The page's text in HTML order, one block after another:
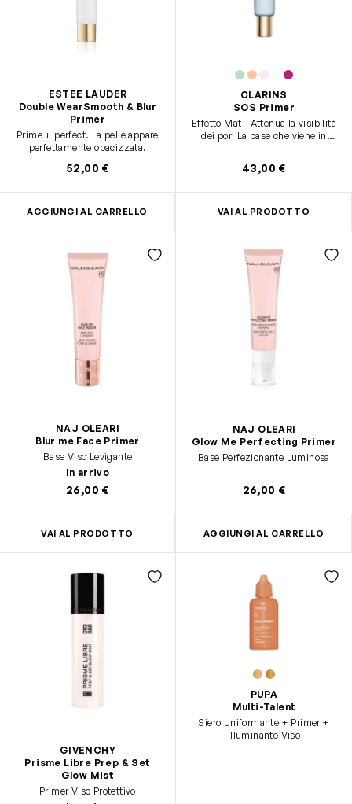
ESTEE LAUDER
Double WearSmooth & Blur
Primer
Prime + perfect. La pelle appare
perfettamente opacizzata.
52,00 €
AGGIUNGI AL CARRELLO
CLARINS
SOS Primer
Effetto Mat - Attenua la visibilità
dei pori La base che viene in
le sue esigenze.
43,00 €
VAI AL PRODOTTO
NAJ OLEARI
Blur me Face Primer
Base Viso Levigante
In arrivo
26,00 €
VAI AL PRODOTTO
NAJ OLEARI
Glow Me Perfecting Primer
Base Perfezionante Luminosa
26,00 €
AGGIUNGI AL CARRELLO
GIVENCHY
Prisme Libre Prep & Set
Glow Mist
Primer Viso Protettivo
PUPA
Multi-Talent
Siero Uniformante + Primer +
Illuminante Viso